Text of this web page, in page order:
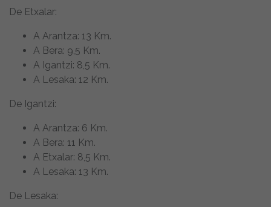
De Etxalar:
A Arantza: 13 Km.
A Bera: 9,5 Km.
A Igantzi: 8,5 Km.
A Lesaka: 12 Km.
De Igantzi:
A Arantza: 6 Km.
A Bera: 11 Km.
A Etxalar: 8,5 Km.
A Lesaka: 13 Km.
De Lesaka: